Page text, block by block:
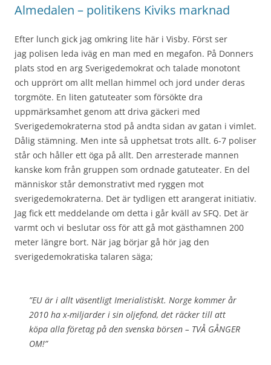
Almedalen – politikens Kiviks marknad
Efter lunch gick jag omkring lite här i Visby. Först ser
jag polisen leda iväg en man med en megafon. På Donners
plats stod en arg Sverigedemokrat och talade monotont
och upprört om allt mellan himmel och jord under deras
torgmöte. En liten gatuteater som försökte dra
uppmärksamhet genom att driva gäckeri med
Sverigedemokraterna stod på andta sidan av gatan i vimlet.
Dålig stämning. Men inte så upphetsat trots allt. 6-7 poliser
står och håller ett öga på allt. Den arresterade mannen
kanske kom från gruppen som ordnade gatuteater. En del
människor står demonstrativt med ryggen mot
sverigedemokraterna. Det är tydligen ett arangerat initiativ.
Jag fick ett meddelande om detta i går kväll av SFQ. Det är
varmt och vi beslutar oss för att gå mot gästhamnen 200
meter längre bort. När jag börjar gå hör jag den
sverigedemokratiska talaren säga;
”EU är i allt väsentligt Imerialistiskt. Norge kommer år
2010 ha x-miljarder i sin oljefond, det räcker till att
köpa alla företag på den svenska börsen – TVÅ GÅNGER
OM!”